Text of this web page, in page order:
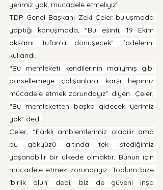
yerimiz yok, mücadele etmeliyiz”
TDP Genel Başkanı Zeki Çeler buluşmada
yaptığı konuşmada, “Bu esinti, 19 Ekim
akşamı Tufan’a dönüşecek” ifadelerini
kullandı.
“Bu memleketi kendilerinin malıymış gibi
parsellemeye çalışanlara karşı hepimiz
mücadele etmek zorundayız” diyen  Çeler,
“Bu memleketten başka gidecek yerimiz
yok” dedi.
Çeler, “Farklı amblemlerimiz olabilir ama
bu gökyüzü altında tek istediğimiz
yaşanabilir bir ülkede olmaktır. Bunun için
mücadele etmek zorundayız. Toplum bize
‘birlik olun’ dedi, biz de güveni inşa